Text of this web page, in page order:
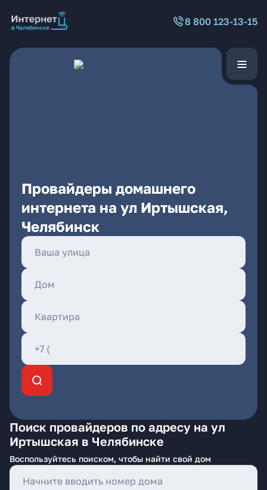
8 800 123-13-15
Провайдеры домашнего
интернета на ул Иртышская,
Челябинск
Поиск провайдеров по адресу на ул
Иртышская в Челябинске
Воспользуйтесь поиском, чтобы найти свой дом